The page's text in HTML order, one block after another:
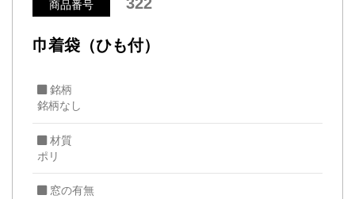
商品番号
巾着袋（ひも付）
銘柄
銘柄なし
材質
ポリ
窓の有無